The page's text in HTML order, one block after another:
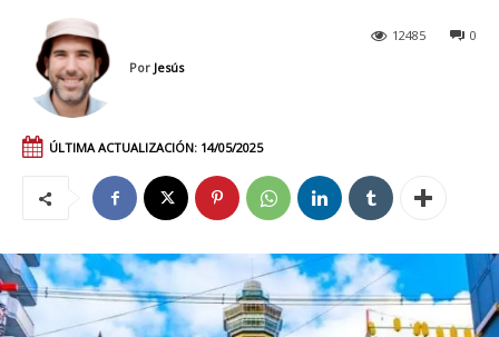
0
12485
Por Jesús
ÚLTIMA ACTUALIZACIÓN: 14/05/2025